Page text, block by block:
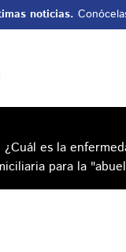
noticias.
¿Cuál es la
para la